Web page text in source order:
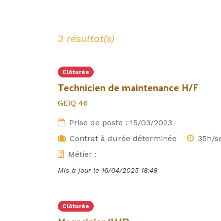
3 résultat(s)
Clôturée
Technicien de maintenance H/F
GEIQ 46
Prise de poste : 15/03/2023
Contrat à durée déterminée
35h/
Métier :
Mis à jour le 16/04/2025 18:48
Clôturée